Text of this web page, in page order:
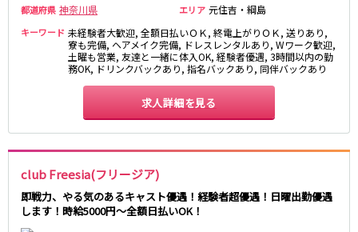
都道府県 神奈川県 エリア 元住吉・綱島
キーワード 未経験者大歓迎, 全額日払いＯＫ, 終電上がりＯＫ, 送りあり,
寮も完備, ヘアメイク完備, ドレスレンタルあり, Wワーク歓迎,
土曜も営業, 友達と一緒に体入OK, 経験者優遇, 3時間以内の勤
務OK, ドリンクバックあり, 指名バックあり, 同伴バックあり
求人詳細を見る
club Freesia(フリージア)
即戦力、やる気のあるキャスト優遇！経験者超優遇！日曜出勤優遇
します！時給5000円～全額日払いOK！
駒込・日暮里
成増・板橋
荻窪・阿佐ヶ谷
浅草・浅草橋・両国
下北沢・経堂
大塚・巣鴨
東陽町・門前仲町
府中
目黒・中目黒
拝島・小作
綾瀬・竹ノ塚・西新井
調布
国分寺
菊川・瑞江
守谷
大泉学園・石神井公園
JR中央・総武線
千葉駅
錦糸町駅
新宿駅
吉祥寺駅
秋葉原駅
本八幡駅
西船橋駅
津田沼駅
市川駅
三鷹駅
新小岩駅
平井駅
稲毛駅